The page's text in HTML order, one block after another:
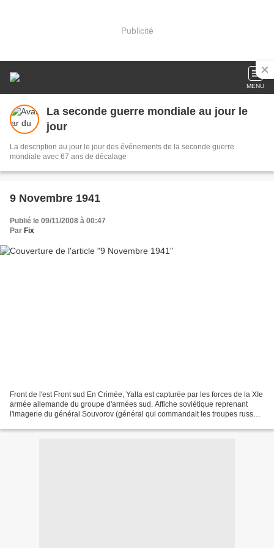
Publicité
MENU
La seconde guerre mondiale au jour le
jour
La description au jour le jour des événements de la seconde guerre
mondiale avec 67 ans de décalage
9 Novembre 1941
Publié le 09/11/2008 à 00:47
Par Fix
Front de l'est Front sud En Crimée, Yalta est capturée par les forces de la XIe
armée allemande du groupe d'armées sud. Affiche soviétique reprenant
l'imagerie du général Souvorov (général qui commandait les troupes russes